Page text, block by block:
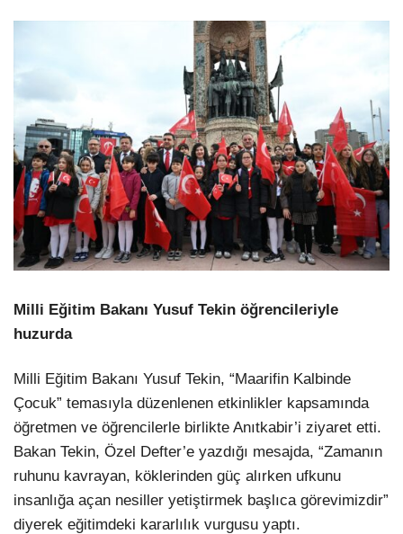
Milli Eğitim Bakanı Yusuf Tekin öğrencileriyle
huzurda
Milli Eğitim Bakanı Yusuf Tekin, “Maarifin Kalbinde
Çocuk” temasıyla düzenlenen etkinlikler kapsamında
öğretmen ve öğrencilerle birlikte Anıtkabir’i ziyaret etti.
Bakan Tekin, Özel Defter’e yazdığı mesajda, “Zamanın
ruhunu kavrayan, köklerinden güç alırken ufkunu
insanlığa açan nesiller yetiştirmek başlıca görevimizdir”
diyerek eğitimdeki kararlılık vurgusu yaptı.